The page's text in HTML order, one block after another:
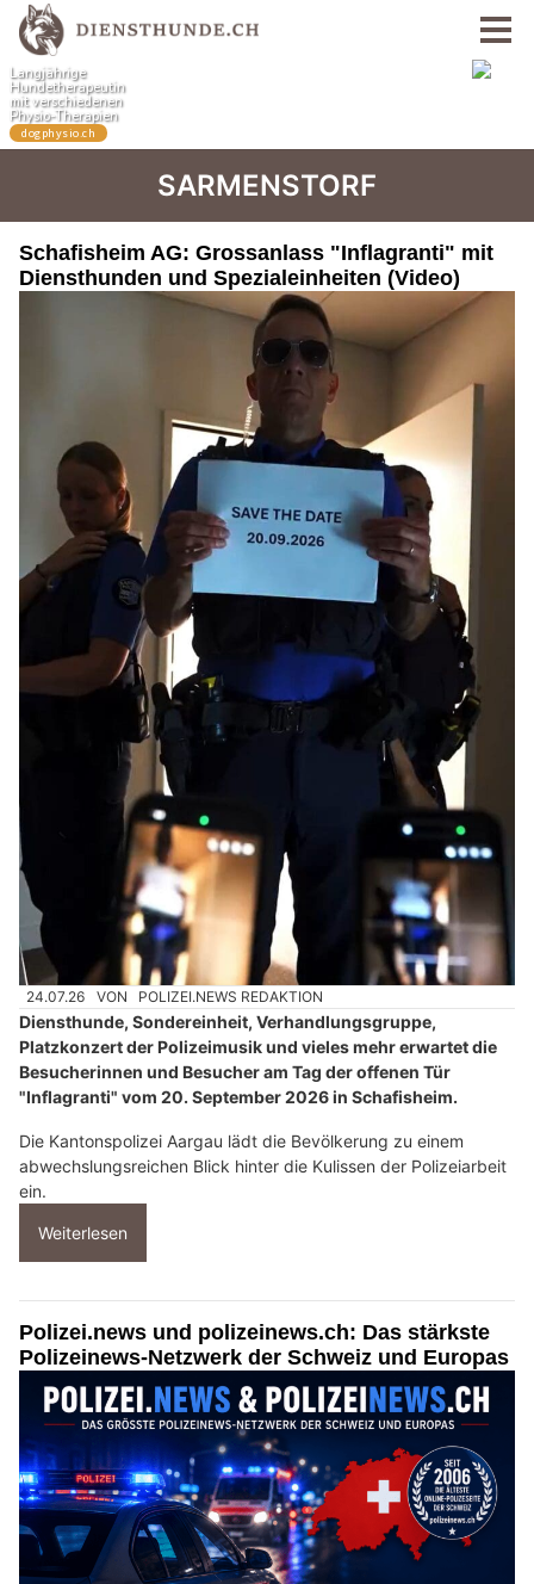
SARMENSTORF
Schafisheim AG: Grossanlass "Inflagranti" mit
Diensthunden und Spezialeinheiten (Video)
24.07.26 VON POLIZEI.NEWS REDAKTION
Diensthunde, Sondereinheit, Verhandlungsgruppe,
Platzkonzert der Polizeimusik und vieles mehr erwartet die
Besucherinnen und Besucher am Tag der offenen Tür
"Inflagranti" vom 20. September 2026 in Schafisheim.
Die Kantonspolizei Aargau lädt die Bevölkerung zu einem
abwechslungsreichen Blick hinter die Kulissen der Polizeiarbeit
ein.
Weiterlesen
Polizei.news und polizeinews.ch: Das stärkste
Polizeinews-Netzwerk der Schweiz und Europas